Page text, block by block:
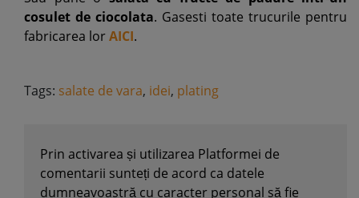
cosulet de ciocolata. Gasesti toate trucurile pentru
fabricarea lorAICI.
Tags: salate de vara, idei, plating
Prin activarea și utilizarea Platformei de
comentarii sunteți de acord ca datele
dumneavoastră cu caracter personal să fie